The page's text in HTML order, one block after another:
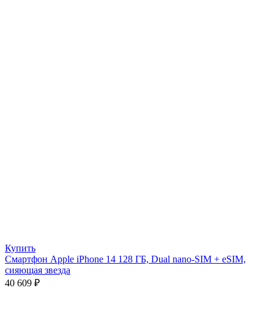
Купить
Смартфон Apple iPhone 14 128 ГБ, Dual nano-SIM + eSIM,
сияющая звезда
40 609 ₽